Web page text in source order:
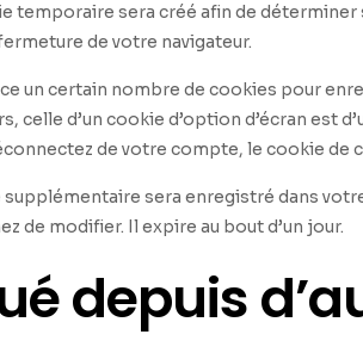
temporaire sera créé afin de
de votre navigateur.
un certain nombre de cookies pour
celle d’un cookie d’option d’écran est
de votre compte, le cookie de
sera enregistré dans
de modifier. Il expire au bout d’un jour.
depuis